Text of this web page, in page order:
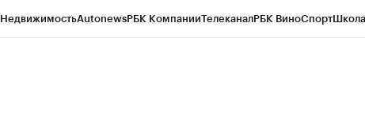
НедвижимостьAutonewsРБК КомпанииТелеканалРБК ВиноСпорт